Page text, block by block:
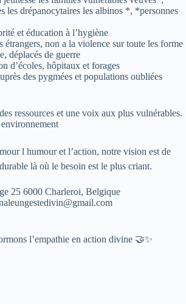
les drépanocytaires les albinos *, *personnes
et éducation à l’hygiène
étrangers, non a la violence sur toute les forme
déplacés de guerre
d’écoles, hôpitaux et forages
des pygmées et populations oubliées
ressources et une voix aux plus vulnérables.
l humour et l’action, notre vision est de
là où le besoin est le plus criant.
25 6000 Charleroi, Belgique
l’empathie en action divine 🤝✨